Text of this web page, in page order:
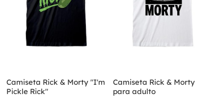
Camiseta Rick & Morty "I'm
Pickle Rick"
Camiseta Rick & Morty
para adulto